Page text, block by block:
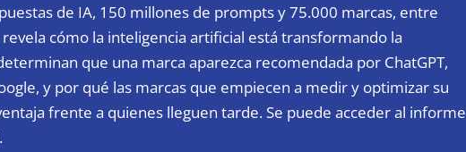
de IA, 150 millones de prompts y 75.000 marcas, entre
cómo la inteligencia artificial está transformando la
que una marca aparezca recomendada por ChatGPT,
y por qué las marcas que empiecen a medir y optimizar su
frente a quienes lleguen tarde. Se puede acceder al informe
.